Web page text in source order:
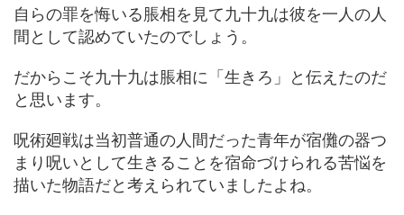
自らの罪を悔いる脹相を見て九十九は彼を一人の人
間として認めていたのでしょう。
だからこそ九十九は脹相に「生きろ」と伝えたのだ
と思います。
呪術廻戦は当初普通の人間だった青年が宿儺の器つ
まり呪いとして生きることを宿命づけられる苦悩を
描いた物語だと考えられていましたよね。